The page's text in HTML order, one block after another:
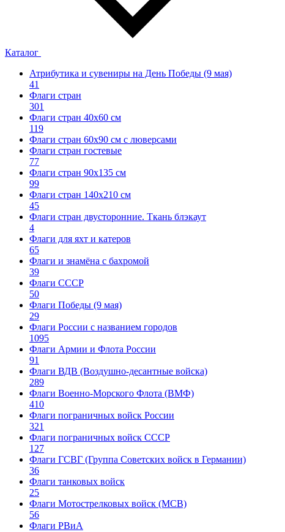
Каталог
Атрибутика и сувениры на День Победы (9 мая)
41
Флаги стран
301
Флаги стран 40х60 см
119
Флаги стран 60x90 см с люверсами
Флаги стран гостевые
77
Флаги стран 90х135 см
99
Флаги стран 140х210 см
45
Флаги стран двусторонние. Ткань блэкаут
4
Флаги для яхт и катеров
65
Флаги и знамёна с бахромой
39
Флаги СССР
50
Флаги Победы (9 мая)
29
Флаги России с названием городов
1095
Флаги Армии и Флота России
91
Флаги ВДВ (Воздушно-десантные войска)
289
Флаги Военно-Морского Флота (ВМФ)
410
Флаги пограничных войск России
321
Флаги пограничных войск СССР
127
Флаги ГСВГ (Группа Советских войск в Германии)
36
Флаги танковых войск
25
Флаги Мотострелковых войск (МСВ)
56
Флаги РВиА